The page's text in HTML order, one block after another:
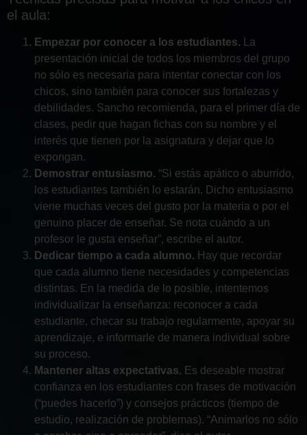
el aula:
Empezar por conocer a los estudiantes.
La
presentación inicial de todos los miembros del grupo
no sólo es necesaria para intentar conectar con los
chicos, sino también para conocer sus fortalezas y
debilidades. Sancho recomienda, para el primer día de
clases, pedir que hagan fichas con su nombre y el
interés que tienen por la asignatura y dejar que lo
expongan.
Demostrar entusiasmo. “Si estás apático o aburrido,
los estudiantes también lo estarán. Dicho entusiasmo
viene muchas veces del gusto por la materia o por el
genuino placer de enseñar. Se nota cuándo a un
profesor le gusta enseñar”, escribe el autor.
Dedicar tiempo a cada alumno. Hay que recordar
que cada alumno tiene necesidades y competencias
distintas. En la medida de lo posible, intentemos
individualizar la enseñanza: reconocer a cada
estudiante, checar su trabajo regularmente, apoyar su
aprendizaje, e informarle de manera individual sobre
su proceso.
Mantener altas expectativas. Es deseable mostrar
confianza en los estudiantes con frases de motivación
(“puedes hacerlo”) y consejos prácticos (tiempo de
estudio, realización de problemas). “Animarlos no sólo